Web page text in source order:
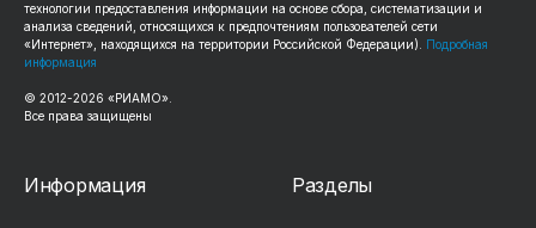
технологии предоставления информации на основе сбора, систематизации и
анализа сведений, относящихся к предпочтениям пользователей сети
«Интернет», находящихся на территории Российской Федерации). Подробная
информация
© 2012-2026 «РИАМО».
Все права защищены
Информация Разделы